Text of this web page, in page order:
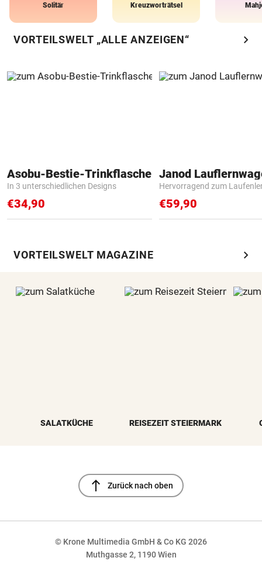
Solitär Kreuzworträtsel
VORTEILSWELT „ALLE ANZEIGEN“ chevron_right
Asobu-Bestie-Trinkflasche
In 3 unterschiedlichen Designs
€34,90
Janod
Hervorragend zum
€59,90
VORTEILSWELT MAGAZINE chevron_right
SALATKÜCHE REISEZEIT STEIERMARK
north Zurück nach oben
© Krone Multimedia GmbH & Co KG 2026
Muthgasse 2, 1190 Wien